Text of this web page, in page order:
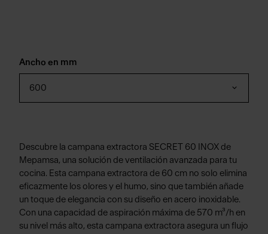
Ancho en mm
600
Descubre la campana extractora SECRET 60 INOX de
Mepamsa, una solución de ventilación avanzada para tu
cocina. Esta campana extractora de 60 cm no solo elimina
eficazmente los olores y el humo, sino que también añade
un toque de elegancia con su diseño en acero inoxidable.
Con una capacidad de aspiración máxima de 570 m³/h en
su nivel más alto, esta campana extractora asegura un flujo